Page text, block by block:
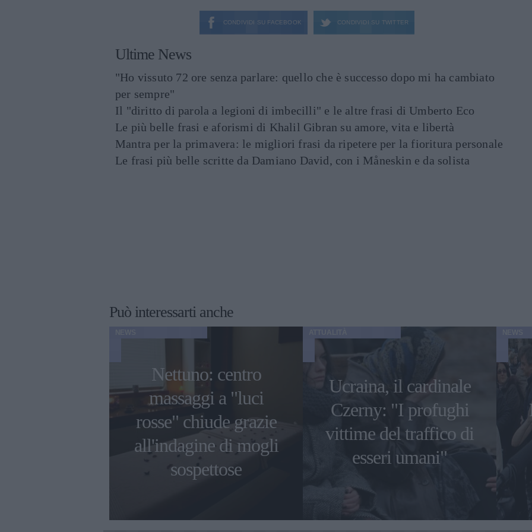
CONDIVIDI SU FACEBOOK CONDIVIDI SU TWITTER
Ultime News
"Ho vissuto 72 ore senza parlare: quello che è successo dopo mi ha cambiato
per sempre"
Il "diritto di parola a legioni di imbecilli" e le altre frasi di Umberto Eco
Le più belle frasi e aforismi di Khalil Gibran su amore, vita e libertà
Mantra per la primavera: le migliori frasi da ripetere per la fioritura personale
Le frasi più belle scritte da Damiano David, con i Måneskin e da solista
Può interessarti anche
Nettuno: centro
massaggi a "luci
rosse" chiude grazie
all'indagine di mogli
sospettose
Ucraina, il cardinale
Czerny: "I profughi
vittime del traffico di
esseri umani"